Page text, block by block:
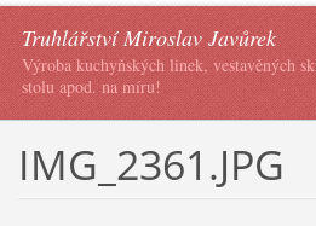
Truhlářství Miroslav Javůrek
Výroba kuchyňských linek, vestavěných
stolu apod. na míru!
IMG_2361.JPG